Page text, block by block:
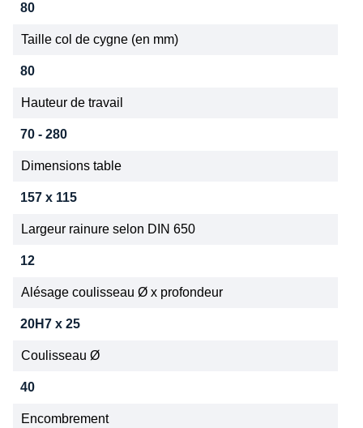
80
Taille col de cygne (en mm)
80
Hauteur de travail
70 - 280
Dimensions table
157 x 115
Largeur rainure selon DIN 650
12
Alésage coulisseau Ø x profondeur
20H7 x 25
Coulisseau Ø
40
Encombrement